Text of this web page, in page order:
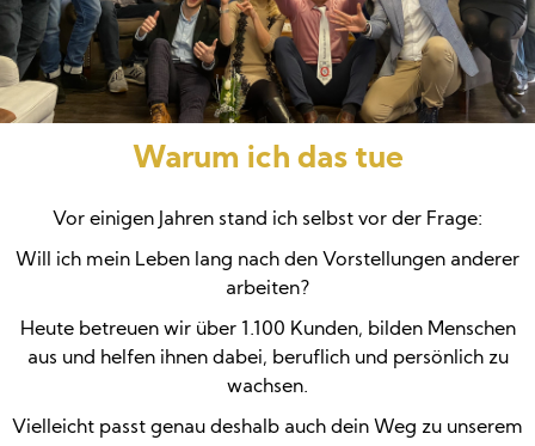
Warum ich das tue
Vor einigen Jahren stand ich selbst vor der Frage:
Will ich mein Leben lang nach den Vorstellungen anderer
arbeiten?
Heute betreuen wir über 1.100 Kunden, bilden Menschen
aus und helfen ihnen dabei, beruflich und persönlich zu
wachsen.
Vielleicht passt genau deshalb auch dein Weg zu unserem